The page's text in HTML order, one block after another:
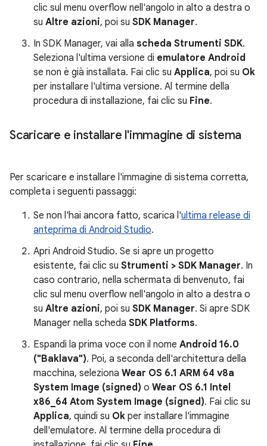
clic sul menu overflow nell'angolo in alto a destra o
su Altre azioni, poi su SDK Manager.
In SDK Manager, vai alla scheda Strumenti SDK.
Seleziona l'ultima versione di emulatore Android
se non è già installata. Fai clic su Applica, poi su Ok
per installare l'ultima versione. Al termine della
procedura di installazione, fai clic su Fine.
Scaricare e installare l'immagine di sistema
Per scaricare e installare l'immagine di sistema corretta,
completa i seguenti passaggi:
Se non l'hai ancora fatto, scarica l'ultima release di
anteprima di Android Studio.
Apri Android Studio. Se si apre un progetto
esistente, fai clic su Strumenti > SDK Manager. In
caso contrario, nella schermata di benvenuto, fai
clic sul menu overflow nell'angolo in alto a destra o
su Altre azioni, poi su SDK Manager. Si apre SDK
Manager nella scheda SDK Platforms.
Espandi la prima voce con il nome Android 16.0
("Baklava"). Poi, a seconda dell'architettura della
macchina, seleziona Wear OS 6.1 ARM 64 v8a
System Image (signed) o Wear OS 6.1 Intel
x86_64 Atom System Image (signed). Fai clic su
Applica, quindi su Ok per installare l'immagine
dell'emulatore. Al termine della procedura di